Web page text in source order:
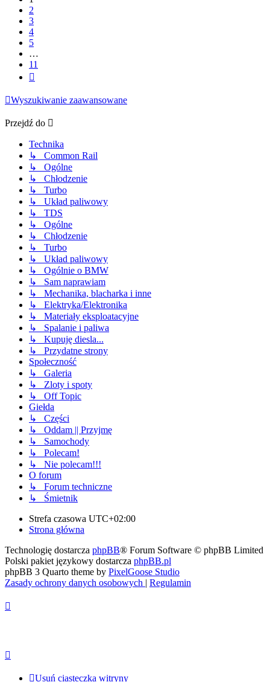
2
3
4
5
…
11
Wyszukiwanie zaawansowane
Przejdź do
Technika
↳ Common Rail
↳ Ogólne
↳ Chłodzenie
↳ Turbo
↳ Układ paliwowy
↳ TDS
↳ Ogólne
↳ Chłodzenie
↳ Turbo
↳ Układ paliwowy
↳ Ogólnie o BMW
↳ Sam naprawiam
↳ Mechanika, blacharka i inne
↳ Elektryka/Elektronika
↳ Materiały eksploatacyjne
↳ Spalanie i paliwa
↳ Kupuję diesla...
↳ Przydatne strony
Społeczność
↳ Galeria
↳ Zloty i spoty
↳ Off Topic
Giełda
↳ Części
↳ Oddam || Przyjmę
↳ Samochody
↳ Polecam!
↳ Nie polecam!!!
O forum
↳ Forum techniczne
↳ Śmietnik
Strefa czasowa UTC+02:00
Strona główna
Technologię dostarcza phpBB® Forum Software © phpBB Limited
Polski pakiet językowy dostarcza phpBB.pl
phpBB 3 Quarto theme by PixelGoose Studio
Zasady ochrony danych osobowych | Regulamin
Usuń ciasteczka witryny